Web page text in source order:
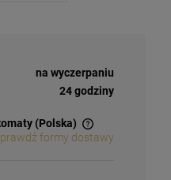
na wyczerpaniu
24 godziny
(Polska)
formy dostawy